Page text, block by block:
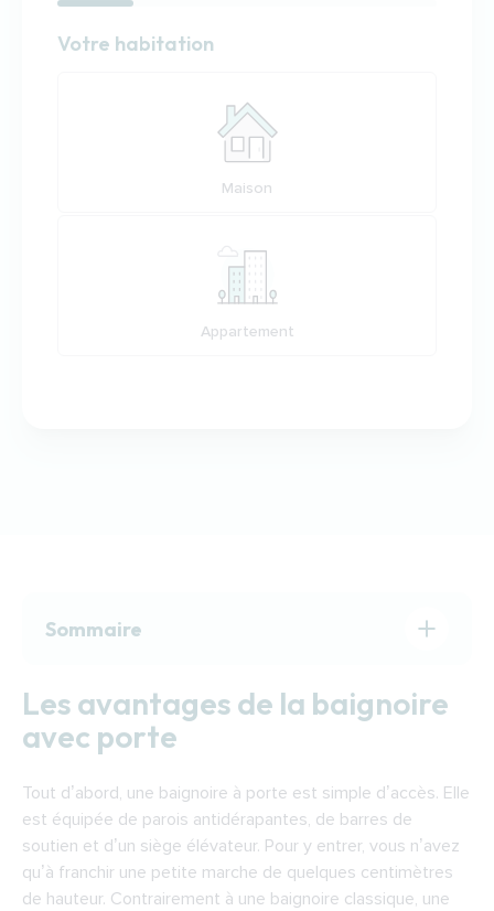
Habitation
Votre habitation
Maison
Appartement
Sommaire
Choisir sa baignoire à porte
Les aides pour financer une baignoire avec
Trouver un expert pour installer une baignoire
à porte
Les avantages de la baignoire
avec porte
Tout d’abord, une baignoire à porte est simple d’accès. Elle
est équipée de parois antidérapantes, de barres de
soutien et d’un siège élévateur. Pour y entrer, vous n’avez
qu’à franchir une petite marche de quelques centimètres
de hauteur. Contrairement à une baignoire classique, une